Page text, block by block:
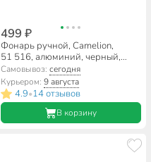
499 ₽
Фонарь ручной, Camelion,
51 516, алюминий, черный,
12916
Самовывоз: сегодня
Курьером: 9 августа
4.9•14 отзывов
В корзину